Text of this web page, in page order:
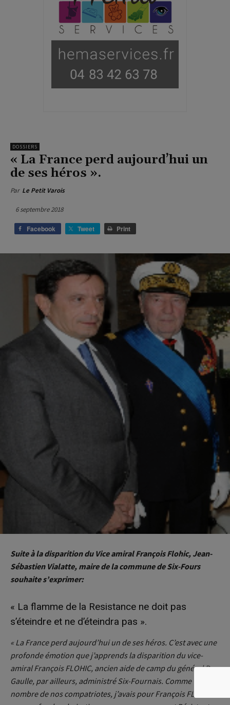
DOSSIERS
« La France perd aujourd’hui un
de ses héros ».
Par Le Petit Varois
6 septembre 2018
Facebook Tweet Print
Suite à la disparition du Vice amiral François Flohic, Jean-
Sébastien Vialatte, maire de la commune de Six-Fours
souhaite s’exprimer:
« La flamme de la Resistance ne doit pas
s’éteindre et ne d’éteindra pas ».
« La France perd aujourd’hui un de ses héros. C’est avec une
profonde émotion que j’apprends la disparition du vice-
amiral François FLOHIC, ancien aide de camp du général De
Gaulle, par ailleurs, administré Six-Fournais. Comme
nombre de nos compatriotes, j’avais pour François FLOHIC